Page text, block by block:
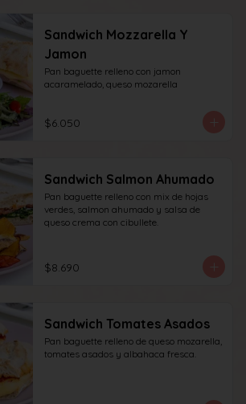
Sandwich Mozzarella Y
Jamon
Pan baguette relleno con jamon
acaramelado, queso mozarella
$6.050
Sandwich Salmon Ahumado
Pan baguette relleno con mix de hojas
verdes, salmon ahumado y salsa de
queso crema con cibullete.
$8.690
Sandwich Tomates Asados
Pan baguette relleno de queso mozarella,
tomates asados y albahaca fresca.